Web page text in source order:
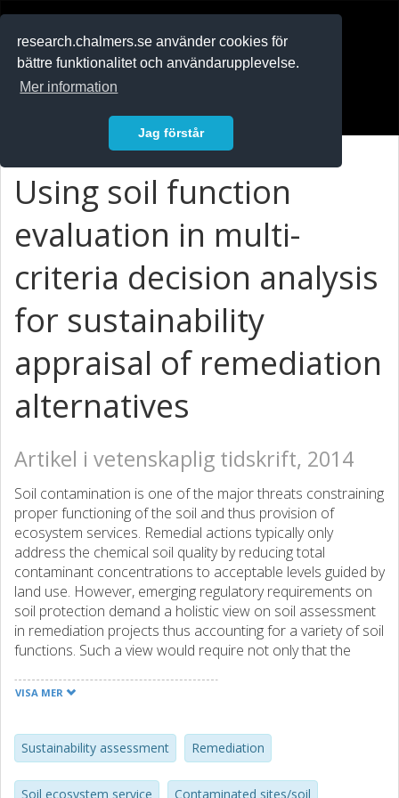
research.chalmers.se använder cookies för
bättre funktionalitet och användarupplevelse.
Mer information
Jag förstår
Using soil function
evaluation in multi-
criteria decision analysis
for sustainability
appraisal of remediation
alternatives
Artikel i vetenskaplig tidskrift, 2014
Soil contamination is one of the major threats constraining
proper functioning of the soil and thus provision of
ecosystem services. Remedial actions typically only
address the chemical soil quality by reducing total
contaminant concentrations to acceptable levels guided by
land use. However, emerging regulatory requirements on
soil protection demand a holistic view on soil assessment
in remediation projects thus accounting for a variety of soil
functions. Such a view would require not only that the
to, but also that other aspects are taking into account,
outlines how soil function assessment can be a part of a
holistic sustainability appraisal of remediation alternatives
using multi-criteria decision analysis (MCDA). The paper
VISA MER
Sustainability assessment Remediation
Soil ecosystem service Contaminated sites/soil